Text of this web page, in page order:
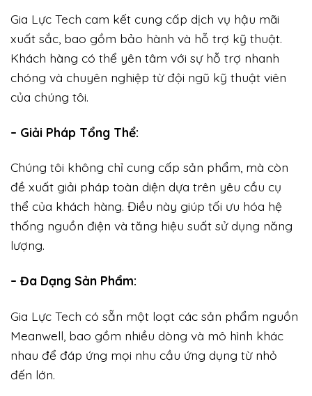
Gia Lực Tech cam kết cung cấp dịch vụ hậu mãi
xuất sắc, bao gồm bảo hành và hỗ trợ kỹ thuật.
Khách hàng có thể yên tâm với sự hỗ trợ nhanh
chóng và chuyên nghiệp từ đội ngũ kỹ thuật viên
của chúng tôi.
– Giải Pháp Tổng Thể:
Chúng tôi không chỉ cung cấp sản phẩm, mà còn
đề xuất giải pháp toàn diện dựa trên yêu cầu cụ
thể của khách hàng. Điều này giúp tối ưu hóa hệ
thống nguồn điện và tăng hiệu suất sử dụng năng
lượng.
– Đa Dạng Sản Phẩm:
Gia Lực Tech có sẵn một loạt các sản phẩm nguồn
Meanwell, bao gồm nhiều dòng và mô hình khác
nhau để đáp ứng mọi nhu cầu ứng dụng từ nhỏ
đến lớn.